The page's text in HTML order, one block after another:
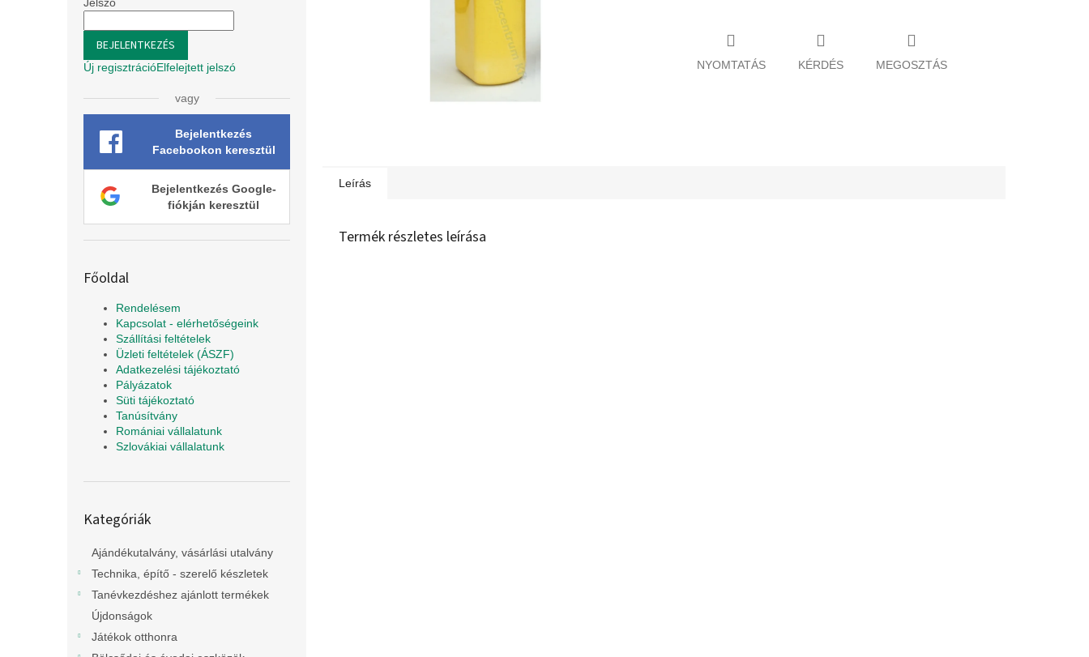
BEJELENTKEZÉS
Új regisztrációElfelejtett jelszó
vagy
Bejelentkezés
Facebookon keresztül
Bejelentkezés Google-
fiókján keresztül
Főoldal
Rendelésem
Kapcsolat - elérhetőségeink
Szállítási feltételek
Üzleti feltételek (ÁSZF)
Adatkezelési tájékoztató
Pályázatok
Süti tájékoztató
Tanúsítvány
Romániai vállalatunk
Szlovákiai vállalatunk
átugrása
Kategóriák
Ajándékutalvány, vásárlási utalvány
Technika, építő - szerelő készletek
Tanévkezdéshez ajánlott termékek
Újdonságok
Játékok otthonra
NYOMTATÁS KÉRDÉS MEGOSZTÁS
Leírás
Termék részletes leírása